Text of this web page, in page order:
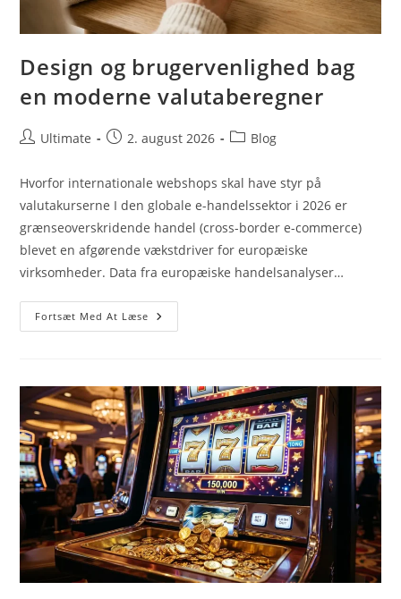
Design og brugervenlighed bag
en moderne valutaberegner
PostUltimate
Post2. august 2026
PostBlog
Hvorfor internationale webshops skal have styr på
valutakurserne I den globale e-handelssektor i 2026 er
grænseoverskridende handel (cross-border e-commerce)
blevet en afgørende vækstdriver for europæiske
virksomheder. Data fra europæiske handelsanalyser…
Fortsæt Med At Læse Design
Og
Valutaberegner